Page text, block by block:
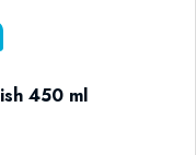
450 ml